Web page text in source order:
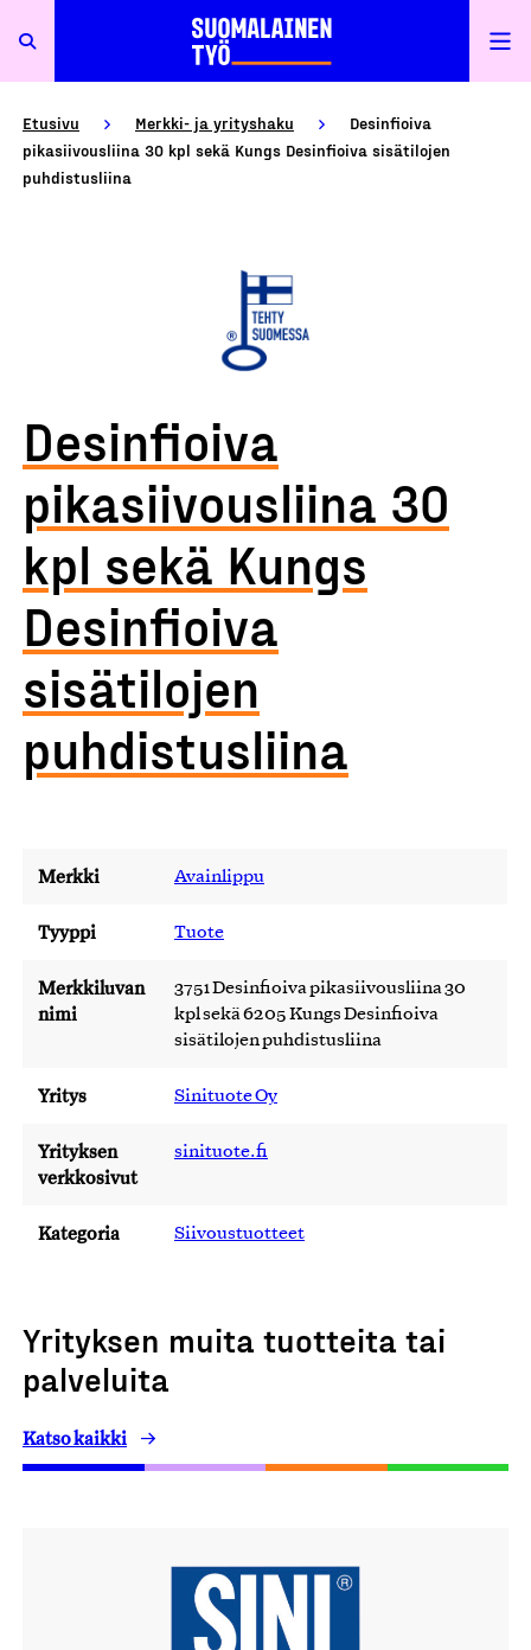
Etusivu Merkki- ja yrityshaku
Desinfioiva
pikasiivousliina 30 kpl sekä Kungs Desinfioiva sisätilojen
puhdistusliina
Desinfioiva
pikasiivousliina 30
kpl sekä Kungs
Desinfioiva
sisätilojen
puhdistusliina
Merkki Avainlippu
Tyyppi Tuote
Merkkiluvan
nimi
3751 Desinfioiva pikasiivousliina 30
kpl sekä 6205 Kungs Desinfioiva
sisätilojen puhdistusliina
Yritys Sinituote Oy
Yrityksen
verkkosivut
sinituote.fi
Kategoria Siivoustuotteet
Yrityksen muita tuotteita tai
palveluita
Katso kaikki